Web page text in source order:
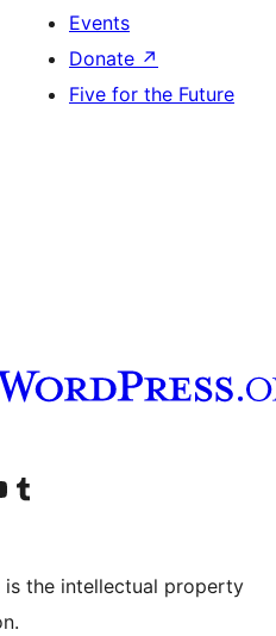
Events
Donate ↗
Five for the Future
account
YouTube channel
Bisitahin ang aming Tumblr account
is the intellectual property